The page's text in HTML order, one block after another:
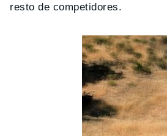
resto de competidores.